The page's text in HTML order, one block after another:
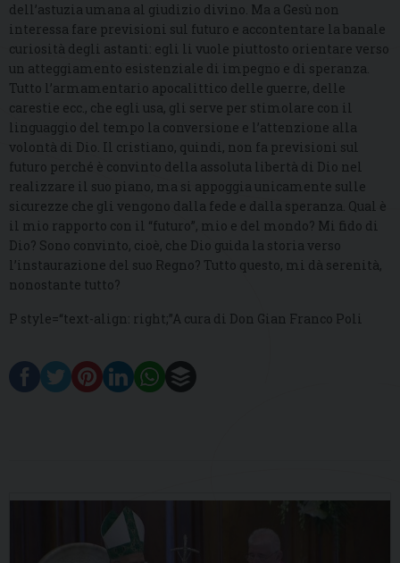
dell’astuzia umana al giudizio divino. Ma a Gesù non
interessa fare previsioni sul futuro e accontentare la banale
curiosità degli astanti: egli li vuole piuttosto orientare verso
un atteggiamento esistenziale di impegno e di speranza.
Tutto l’armamentario apocalittico delle guerre, delle
carestie ecc., che egli usa, gli serve per stimolare con il
linguaggio del tempo la conversione e l’attenzione alla
volontà di Dio. Il cristiano, quindi, non fa previsioni sul
futuro perché è convinto della assoluta libertà di Dio nel
realizzare il suo piano, ma si appoggia unicamente sulle
sicurezze che gli vengono dalla fede e dalla speranza. Qual è
il mio rapporto con il “futuro”, mio e del mondo? Mi fido di
Dio? Sono convinto, cioè, che Dio guida la storia verso
l’instaurazione del suo Regno? Tutto questo, mi dà serenità,
nonostante tutto?
P style=“text-align: right;”A cura di Don Gian Franco Poli